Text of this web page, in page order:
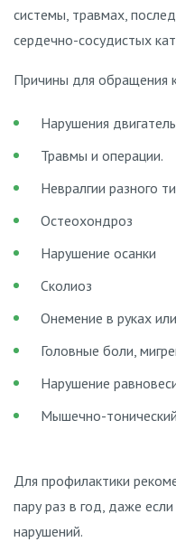
системы, травмах,
сердечно-сосудистых
Причины для обращения
Нарушения
Травмы и операции.
Невралгии разного
Остеохондроз
Нарушение осанки
Сколиоз
Онемение в руках
Головные боли,
Нарушение
Мышечно-
Для профилактики
пару раз в год, даже
нарушений.